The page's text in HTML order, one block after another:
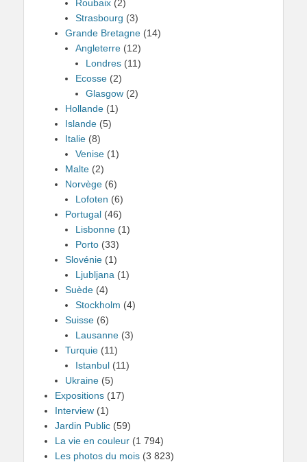
Roubaix (2)
Strasbourg (3)
Grande Bretagne (14)
Angleterre (12)
Londres (11)
Ecosse (2)
Glasgow (2)
Hollande (1)
Islande (5)
Italie (8)
Venise (1)
Malte (2)
Norvège (6)
Lofoten (6)
Portugal (46)
Lisbonne (1)
Porto (33)
Slovénie (1)
Ljubljana (1)
Suède (4)
Stockholm (4)
Suisse (6)
Lausanne (3)
Turquie (11)
Istanbul (11)
Ukraine (5)
Expositions (17)
Interview (1)
Jardin Public (59)
La vie en couleur (1 794)
Les photos du mois (3 823)